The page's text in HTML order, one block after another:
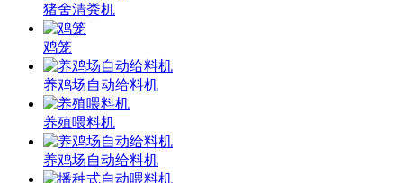
猪舍清粪机
鸡笼
养鸡场自动给料机
养殖喂料机
养鸡场自动给料机